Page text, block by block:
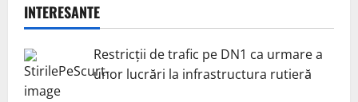
INTERESANTE
Restricții de trafic pe DN1 ca urmare a
unor lucrări la infrastructura rutieră